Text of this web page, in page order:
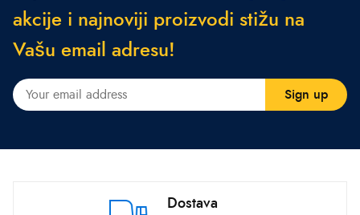
a kcije i najnoviji proizvod i stižu na
Vašu emai ad resu!
Dostava